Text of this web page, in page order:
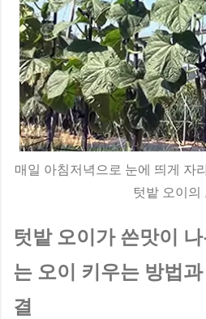
매일 아침저녁으로 눈에 띄게 자
텃밭 오이의
텃밭 오이가 쓴맛이
는 오이 키우는 방법과
결